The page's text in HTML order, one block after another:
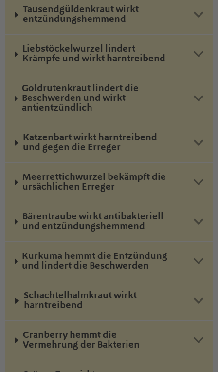
Tausendgüldenkraut wirkt
entzündungshemmend
Liebstöckelwurzel lindert
Krämpfe und wirkt harntreibend
Goldrutenkraut lindert die
Beschwerden und wirkt
antientzündlich
Katzenbart wirkt harntreibend
und gegen die Erreger
Meerrettichwurzel bekämpft die
ursächlichen Erreger
Bärentraube wirkt antibakteriell
und entzündungshemmend
Kurkuma hemmt die Entzündung
und lindert die Beschwerden
Schachtelhalmkraut wirkt
harntreibend
Cranberry hemmt die
Vermehrung der Bakterien